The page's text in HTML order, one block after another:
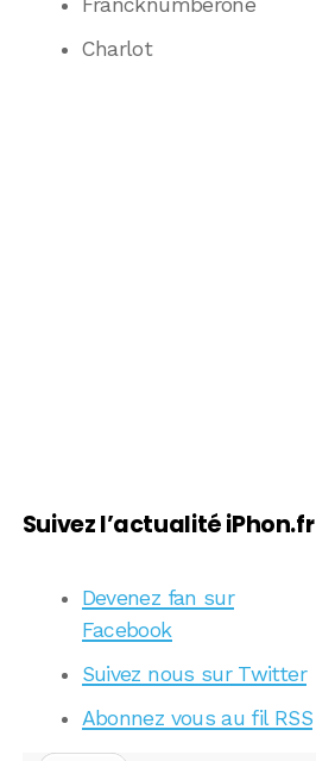
Francknumberone
Charlot
Suivez l’actualité iPhon.fr
Devenez fan sur
Facebook
Suivez nous sur Twitter
Abonnez vous au fil RSS